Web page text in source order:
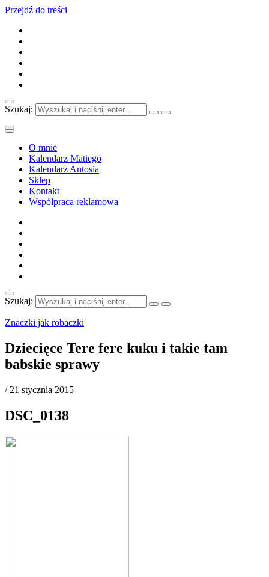
Przejdź do treści
Szukaj:
O mnie
Kalendarz Matiego
Kalendarz Antosia
Sklep
Kontakt
Współpraca reklamowa
Szukaj:
Znaczki jak robaczki
Dziecięce Tere fere kuku i takie tam
babskie sprawy
/ 21 stycznia 2015
DSC_0138